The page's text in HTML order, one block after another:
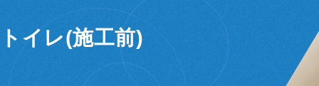
トイレ(施工前)